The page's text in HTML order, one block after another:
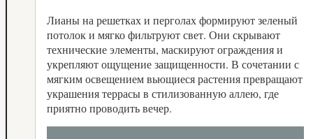
Лианы на решетках и перголах формируют зеленый
потолок и мягко фильтруют свет. Они скрывают
технические элементы, маскируют ограждения и
укрепляют ощущение защищенности. В сочетании с
мягким освещением вьющиеся растения превращают
украшения террасы в стилизованную аллею, где
приятно проводить вечер.